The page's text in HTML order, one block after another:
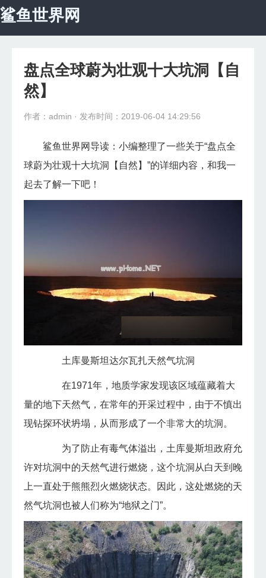
鲨鱼世界网
科学探秘
未解之谜
盘点全球蔚为壮观十大坑洞【自
然】
作者：admin · 发布时间：2019-06-04 14:29:56
鲨鱼世界网导读：小编整理了一些关于“盘点全
球蔚为壮观十大坑洞【自然】”的详细内容，和我一
起去了解一下吧！
土库曼斯坦达尔瓦扎天然气坑洞
在1971年，地质学家发现该区域蕴藏着大
量的地下天然气，在常年的开采过程中，由于不慎出
现钻探环状坍塌，从而形成了一个非常大的坑洞。
为了防止有毒气体溢出，土库曼斯坦政府允
许对坑洞中的天然气进行燃烧，这个坑洞从白天到晚
上一直处于熊熊烈火燃烧状态。因此，这处燃烧的天
然气坑洞也被人们称为“地狱之门”。